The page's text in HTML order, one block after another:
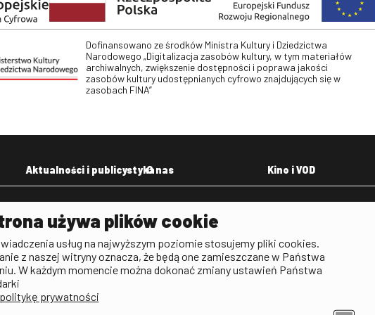
Dofinansowano ze środków Ministra Kultury i Dziedzictwa
Narodowego „Digitalizacja zasobów kultury, w tym materiałów
archiwalnych, zwiększenie dostępności i poprawa jakości
zasobów kultury udostępnianych cyfrowo znajdujących się w
zasobach FINA”
Aktualności i publicystyka
Aktualności
Publicystyka filmowa
O nas
Deklaracja dostępności
Polityka antykorupcyjna
Kino i VOD
używa plików cookie
usług na najwyższym poziomie stosujemy pliki cookies.
z naszej witryny oznacza, że będą one zamieszczane w Państwa
W każdym momencie można dokonać zmiany ustawień Państwa
prywatności